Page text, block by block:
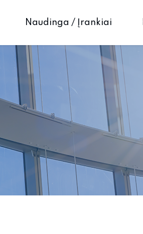
Naudinga / Įrankiai